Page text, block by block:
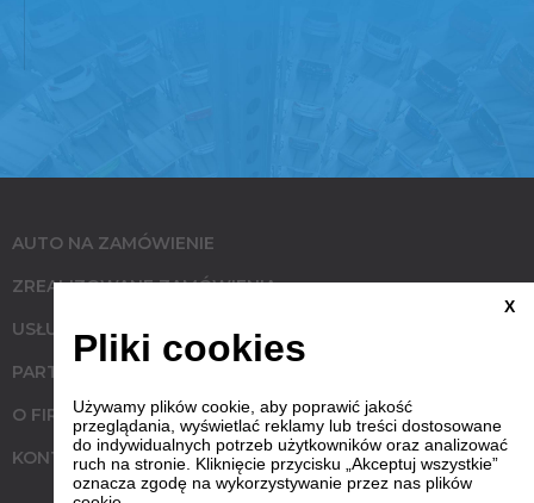
AUTO NA ZAMÓWIENIE
ZREALIZOWANE ZAMÓWIENIA
USŁUGI
PARTNERZY
O FIRMIE
KONTAKT
X
Pliki cookies
Używamy plików cookie, aby poprawić jakość
przeglądania, wyświetlać reklamy lub treści dostosowane
do indywidualnych potrzeb użytkowników oraz analizować
ruch na stronie. Kliknięcie przycisku „Akceptuj wszystkie”
oznacza zgodę na wykorzystywanie przez nas plików